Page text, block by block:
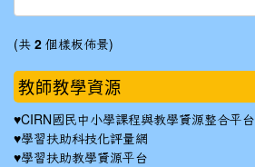
(共 2 個樣板佈景)
教師教學資源
♥CIRN國民中小學課程與教學資源整合平台
♥學習扶助科技化評量網
♥學習扶助教學資源平台